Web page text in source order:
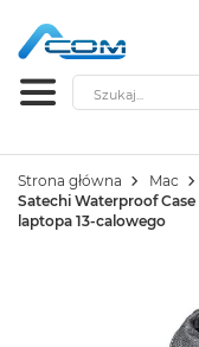
Szukaj
Strona główna Mac
Satechi Waterproof
laptopa 13-calowego